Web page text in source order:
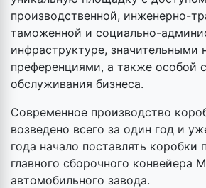
производственной, инженерно-
таможенной и социально-
инфраструктуре, значительными
преференциями, а также особой
обслуживания бизнеса.
Современное производство
возведено всего за один год и
года начало поставлять коробки
главного сборочного конвейера
автомобильного завода.